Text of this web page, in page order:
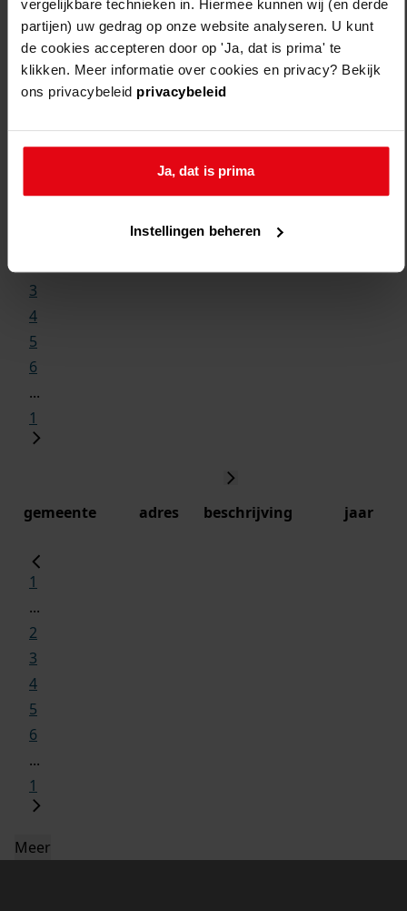
vergelijkbare technieken in. Hiermee kunnen wij (en derde
partijen) uw gedrag op onze website analyseren. U kunt
de cookies accepteren door op 'Ja, dat is prima' te
klikken. Meer informatie over cookies en privacy? Bekijk
ons privacybeleid privacybeleid
Ja, dat is prima
Instellingen beheren
3
4
5
6
...
1
gemeente adres beschrijving jaar
1
...
2
3
4
5
6
...
1
Meer